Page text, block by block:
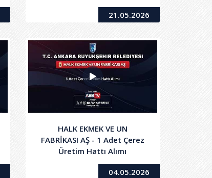
21.05.2026
HALK EKMEK VE UN
FABRİKASI AŞ - 1 Adet Çerez
Üretim Hattı Alımı
04.05.2026